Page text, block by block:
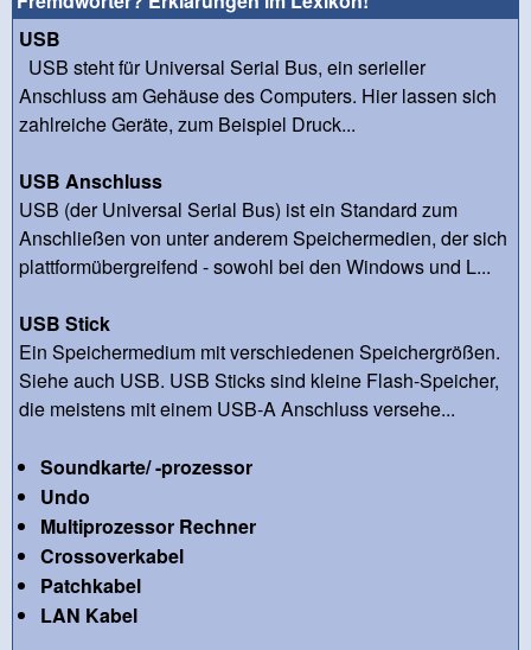
USB
USB steht für Universal Serial Bus, ein serieller
Anschluss am Gehäuse des Computers. Hier lassen sich
zahlreiche Geräte, zum Beispiel Druck...
USB Anschluss
USB (der Universal Serial Bus) ist ein Standard zum
Anschließen von unter anderem Speichermedien, der sich
plattformübergreifend - sowohl bei den Windows und L...
USB Stick
Ein Speichermedium mit verschiedenen Speichergrößen.
Siehe auch USB. USB Sticks sind kleine Flash-Speicher,
die meistens mit einem USB-A Anschluss versehe...
Soundkarte/ -prozessor
Undo
Multiprozessor Rechner
Crossoverkabel
Patchkabel
LAN Kabel